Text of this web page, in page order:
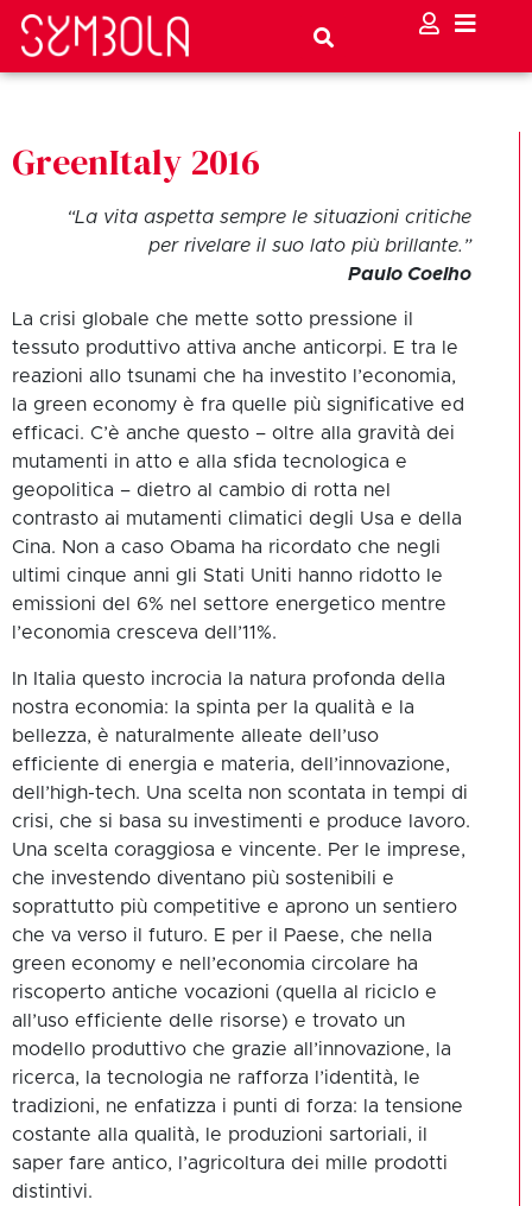
GreenItaly 2016
“La vita aspetta sempre le situazioni critiche
per rivelare il suo lato più brillante.”
Paulo Coelho
La crisi globale che mette sotto pressione il
tessuto produttivo attiva anche anticorpi. E tra le
reazioni allo tsunami che ha investito l’economia,
la green economy è fra quelle più significative ed
efficaci. C’è anche questo – oltre alla gravità dei
mutamenti in atto e alla sfida tecnologica e
geopolitica – dietro al cambio di rotta nel
contrasto ai mutamenti climatici degli Usa e della
Cina. Non a caso Obama ha ricordato che negli
ultimi cinque anni gli Stati Uniti hanno ridotto le
emissioni del 6% nel settore energetico mentre
l’economia cresceva dell’11%.
In Italia questo incrocia la natura profonda della
nostra economia: la spinta per la qualità e la
bellezza, è naturalmente alleate dell’uso
efficiente di energia e materia, dell’innovazione,
dell’high-tech. Una scelta non scontata in tempi di
crisi, che si basa su investimenti e produce lavoro.
Una scelta coraggiosa e vincente. Per le imprese,
che investendo diventano più sostenibili e
soprattutto più competitive e aprono un sentiero
che va verso il futuro. E per il Paese, che nella
green economy e nell’economia circolare ha
riscoperto antiche vocazioni (quella al riciclo e
all’uso efficiente delle risorse) e trovato un
modello produttivo che grazie all’innovazione, la
ricerca, la tecnologia ne rafforza l’identità, le
tradizioni, ne enfatizza i punti di forza: la tensione
costante alla qualità, le produzioni sartoriali, il
saper fare antico, l’agricoltura dei mille prodotti
distintivi.